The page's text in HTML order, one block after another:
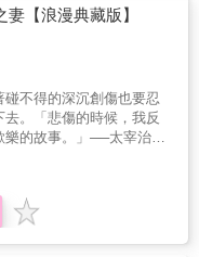
巨量愁緒。太宰治對文學
內燃自毀的根源，每一
援，無聲、無明，甚又
矛盾。
教授）鄭家瑜（政治大學
好評推薦本書特色：學
首次完整譯注，保留原文
兼具研究深度與文學可
透過「他者中國」的視
形塑日本人的宗教觀與
物語集》：成書於十二世
天竺（印度）」、「震
（日本）」三界為構成
故事，交織出從神話、佛
迷惘，幽幽閃爍著那時尚
望，而過了此處便是悲
用他人之口，連一言半
──太宰治做作的言詞之
到驚人誠實的意味。正因
，才帶有真實的味道。葉
云，但這或許才是他不
細細研磨過的自尊心。
會隨之戰慄。 太宰治
倆吞下安眠藥，在鎌倉投
救，年僅十八歲的女方
控「幫助自殺罪」，後雖
妻【浪漫典藏版】
碰不得的深沉創傷也要忍
。「悲傷的時候，我反
的故事。」──太宰治幸
時也罷，我想過得輕鬆
兩小時的快樂就好。用
，家裡也不時出現笑